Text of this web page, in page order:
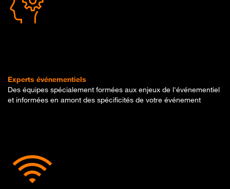
Experts événementiels
Des équipes spécialement formées aux enjeux de l'événementiel
et informées en amont des spécificités de votre événement